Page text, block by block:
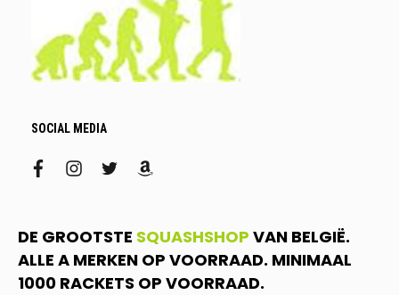
SOCIAL MEDIA
facebookinstagram
twitteramazon
DE GROOTSTE SQUASHSHOP VAN BELGIË.
ALLE A MERKEN OP VOORRAAD. MINIMAAL
1000 RACKETS OP VOORRAAD.